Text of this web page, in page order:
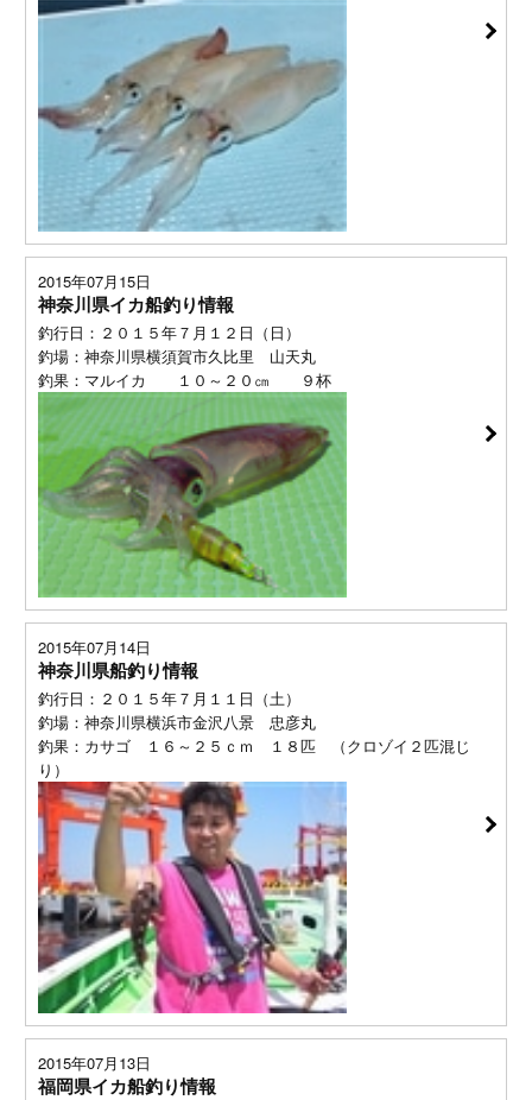
2015年07月15日
神奈川県イカ船釣り情報
釣行日：２０１５年７月１２日（日）
釣場：神奈川県横須賀市久比里 山天丸
釣果：マルイカ １０～２０㎝ ９杯
2015年07月14日
神奈川県船釣り情報
釣行日：２０１５年７月１１日（土）
釣場：神奈川県横浜市金沢八景 忠彦丸
釣果：カサゴ １６～２５ｃｍ １８匹 （クロゾイ２匹混じ
り）
2015年07月13日
福岡県イカ船釣り情報